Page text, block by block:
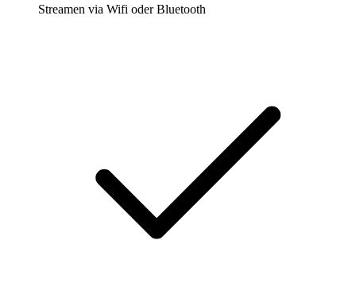
Streamen via Wifi oder Bluetooth